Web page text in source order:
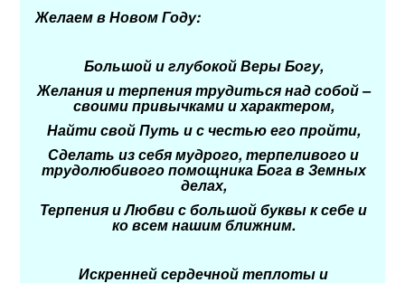
Желаем в Новом Году:
Большой и глубокой Веры Богу,
Желания и терпения трудиться над собой –
своими привычками и характером,
Найти свой Путь и с честью его пройти,
Сделать из себя мудрого, терпеливого и
трудолюбивого помощника Бога в Земных
делах,
Терпения и Любви с большой буквы к себе и
ко всем нашим ближним.
Искренней сердечной теплоты и